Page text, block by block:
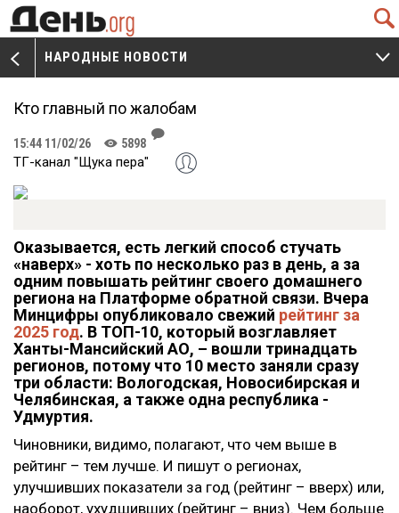
Q
V
НАРОДНЫЕ НОВОСТИ
W
Кто главный по жалобам
15:44 11/02/26 K 5898
J
ТГ-канал "Щука пера"
Оказывается, есть легкий способ стучать
«наверх» - хоть по несколько раз в день, а за
одним повышать рейтинг своего домашнего
региона на Платформе обратной связи. Вчера
Минцифры опубликовало свежий рейтинг за
2025 год. В ТОП-10, который возглавляет
Ханты-Мансийский АО, – вошли тринадцать
регионов, потому что 10 место заняли сразу
три области: Вологодская, Новосибирская и
Челябинская, а также одна республика -
Удмуртия.
Чиновники, видимо, полагают, что чем выше в
рейтинг – тем лучше. И пишут о регионах,
улучшивших показатели за год (рейтинг – вверх) или,
наоборот, ухудшивших (рейтинг – вниз). Чем больше